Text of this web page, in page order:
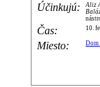
Účinkujú:
Aliz
Čas: 10.
Miesto: Dom